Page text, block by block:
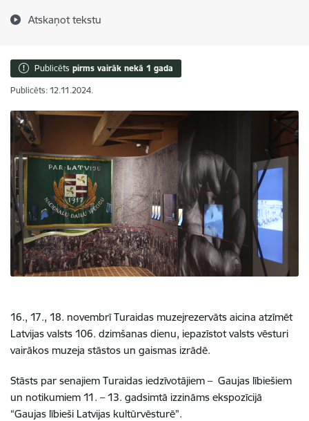
Atskaņot tekstu
Publicēts pirms vairāk nekā 1 gada
Publicēts: 12.11.2024.
16., 17., 18. novembrī Turaidas muzejrezervāts aicina atzīmēt
Latvijas valsts 106. dzimšanas dienu, iepazīstot valsts vēsturi
vairākos muzeja stāstos un gaismas izrādē.
Stāsts par senajiem Turaidas iedzīvotājiem – Gaujas lībiešiem
un notikumiem 11. – 13. gadsimtā izzināms ekspozīcijā
“Gaujas lībieši Latvijas kultūrvēsturē”.